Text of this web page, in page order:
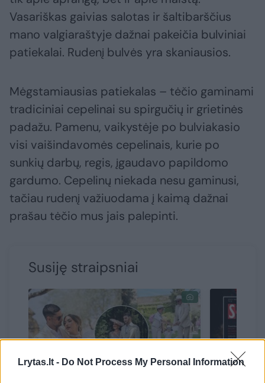
Lrytas.lt - Do Not Process My Personal Information
Vasariškas gaivias salotas ir šaltibarščius
mano valgiaraštyje dažnai pakeičia bulviniai
patiekalai. Rudenį bulvės yra skaniausios.
Mėgstamiausias patiekalas – tėčio gaminami
tradiciniai cepelinai su spirgučių ir grietinės
padažu. Pamenu, vaikystėje po bulviakasio
visi vaišindavomės cepelinais, kurie po
sunkių darbų, regis, įgaudavo papildomo
gardumo. Cepelinų niekada nesu gaminusi,
tačiau rudenį važiuodama į kaimą dažnai
prašau tėčio mus jais palepinti.
Susiję straipsniai